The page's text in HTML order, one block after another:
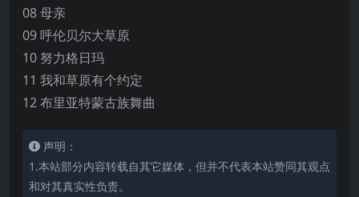
08 母亲
09 呼伦贝尔大草原
10 努力格日玛
11 我和草原有个约定
12 布里亚特蒙古族舞曲
声明：
1.本站部分内容转载自其它媒体，但并不代表本站赞同其观点
和对其真实性负责。